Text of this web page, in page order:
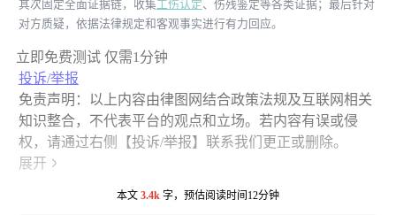
其次固定全面证据链，收集工伤认定、伤残鉴定等各类证据；最后针对
对方质疑，依据法律规定和客观事实进行有力回应。
立即免费测试 仅需1分钟
投诉/举报
免责声明：以上内容由律图网结合政策法规及互联网相关
知识整合，不代表平台的观点和立场。若内容有误或侵
权，请通过右侧【投诉/举报】联系我们更正或删除。
展开
本文 3.4k 字，预估阅读时间12分钟